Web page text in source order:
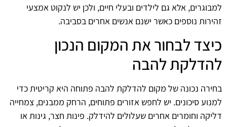
למבוגרים, אלא גם לילדים ובעלי חיים, ולכן יש לנקוט אמצעי
זהירות נוספים כאשר ישנם אנשים אחרים בסביבה.
כיצד לבחור את המקום הנכון
להדלקת להבה
בחירה נכונה של מקום להדלקת להבה פתוחה היא קריטית כדי
למנוע סיכונים. יש לחפש אזורים פתוחים, הרחק ממבנים, צמחייה
דליקה וחומרים אחרים שעלולים להידלק. פינות חצר, גינות או